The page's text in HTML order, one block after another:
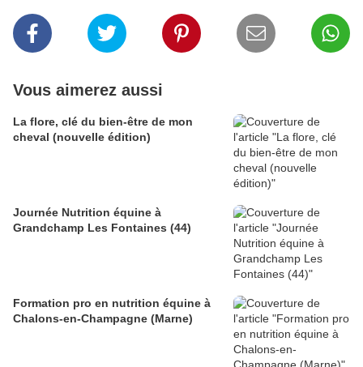
Vous aimerez aussi
La flore, clé du bien-être de mon
cheval (nouvelle édition)
Journée Nutrition équine à
Grandchamp Les Fontaines (44)
Formation pro en nutrition équine à
Chalons-en-Champagne (Marne)